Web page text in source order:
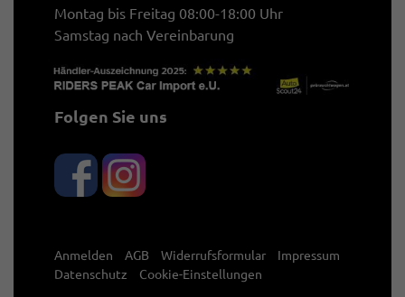
Montag bis Freitag 08:00-18:00 Uhr
Samstag nach Vereinbarung
Folgen Sie uns
Anmelden AGB Widerrufsformular
Impressum
Datenschutz
Cookie-Einstellungen